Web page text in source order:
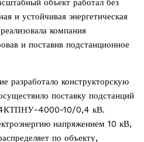
объект работал без
и устойчивая энергетическая
компания
и поставив подстанционное
разработало конструкторскую
поставку подстанций
4000-10/0,4 кВ.
напряжением 10 кВ,
по объекту,